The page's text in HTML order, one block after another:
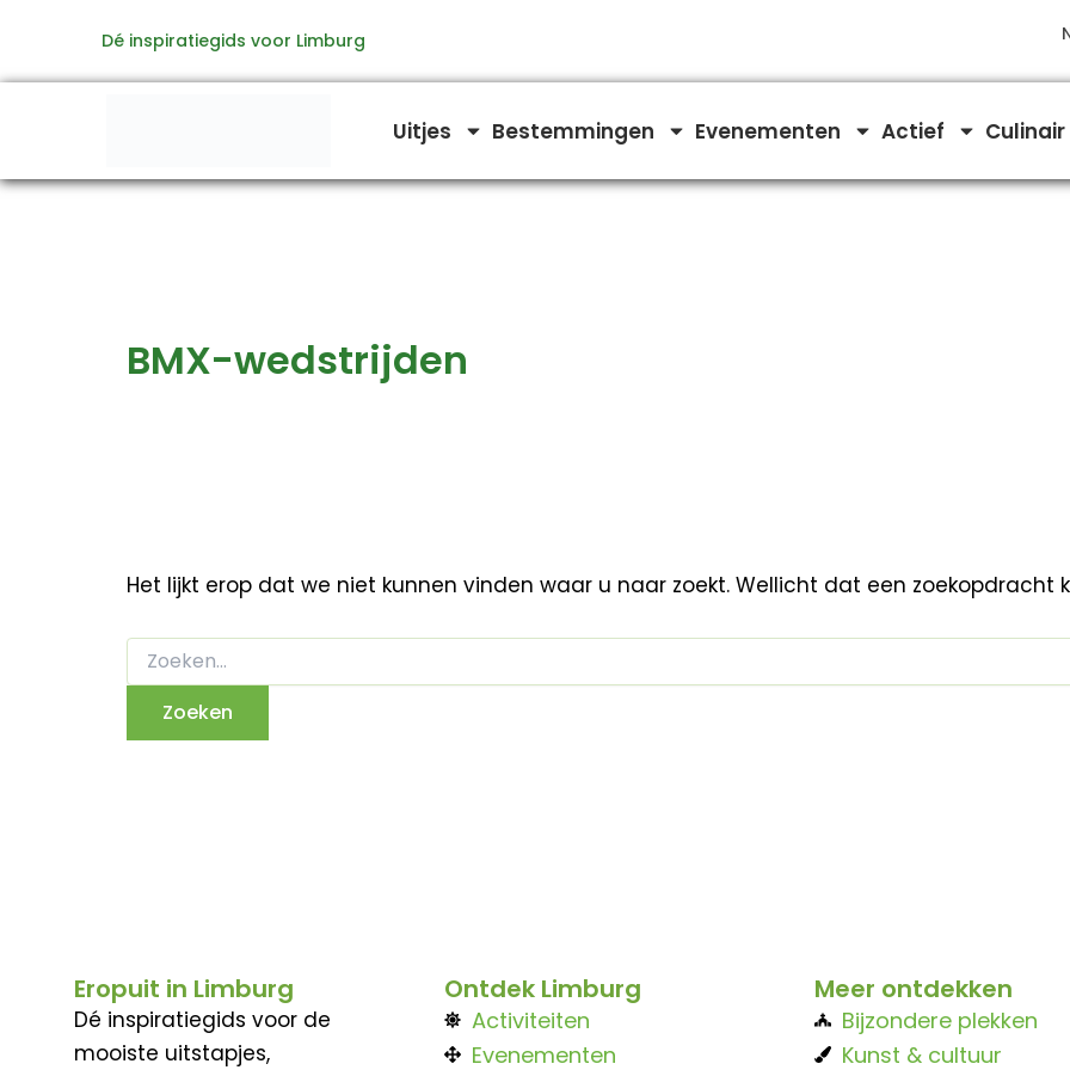
de
Dé inspiratiegids voor Limburg
Uitjes Bestemmingen Evenementen Actief Culinair
BMX-wedstrijden
Het lijkt erop dat we niet kunnen vinden waar u naar zoekt. Wellicht dat een zoekopdracht
naar:
Eropuit in Limburg
Dé inspiratiegids voor de
mooiste uitstapjes,
Ontdek Limburg
Activiteiten
Evenementen
Meer ontdekken
Bijzondere plekken
Kunst & cultuur